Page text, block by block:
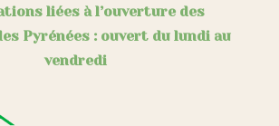
liées à l’ouverture des
Pyrénées : ouvert du lundi au
vendredi